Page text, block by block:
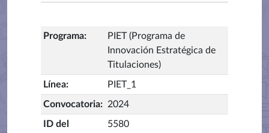
Programa:
PIET (Programa de
Innovación Estratégica de
Titulaciones)
Línea: PIET_1
Convocatoria: 2024
ID del
5580